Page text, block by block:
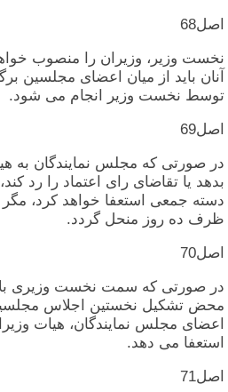
اصل‏68
نخست‏ وزیر، وزیران‏ را منصوب‏
آنان‏ باید از میان‏ اعضای‏ مجلسین‏
توسط نخست‏ وزیر انجام‏ می‏ شود.
اصل‏69
در صورتی‏ که‏ مجلس‏ نمایندگان‏ به‏
بدهد یا تقاضای‏ رای‏ اعتماد را رد
دسته‏ جمعی‏ استعفا خواهد کرد،
ظرف‏ ده‏ روز منحل‏ گردد.
اصل‏70
در صورتی‏ که‏ سمت‏ نخست‏ وزیری‏
محض‏ تشکیل‏ نخستین‏ اجلاس‏
اعضای‏ مجلس‏ نمایندگان‏، هیات‏
استعفا می‏ دهد.
اصل‏71